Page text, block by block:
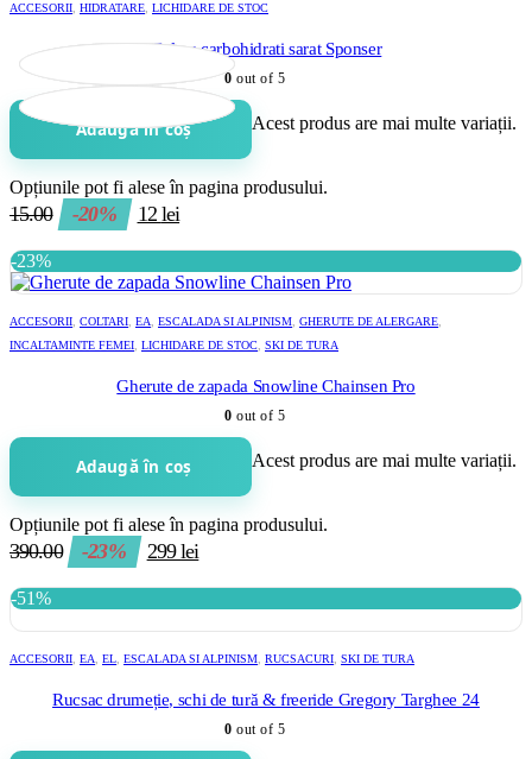
ACCESORII, HIDRATARE, LICHIDARE DE STOC
Gel cu carbohidrati sarat Sponser
0 out of 5
Adaugă în coș Acest produs are mai multe variații.
Opțiunile pot fi alese în pagina produsului.
15.00 -20% 12 lei
-23%
ACCESORII, COLTARI, EA, ESCALADA SI ALPINISM, GHERUTE DE ALERGARE,
INCALTAMINTE FEMEI, LICHIDARE DE STOC, SKI DE TURA
Gherute de zapada Snowline Chainsen Pro
0 out of 5
Adaugă în coș Acest produs are mai multe variații.
Opțiunile pot fi alese în pagina produsului.
390.00 -23% 299lei
-51%
ACCESORII, EA, EL, ESCALADA SI ALPINISM, RUCSACURI, SKI DE TURA
Rucsac drumeție, schi de tură & freeride Gregory Targhee 24
0 out of 5